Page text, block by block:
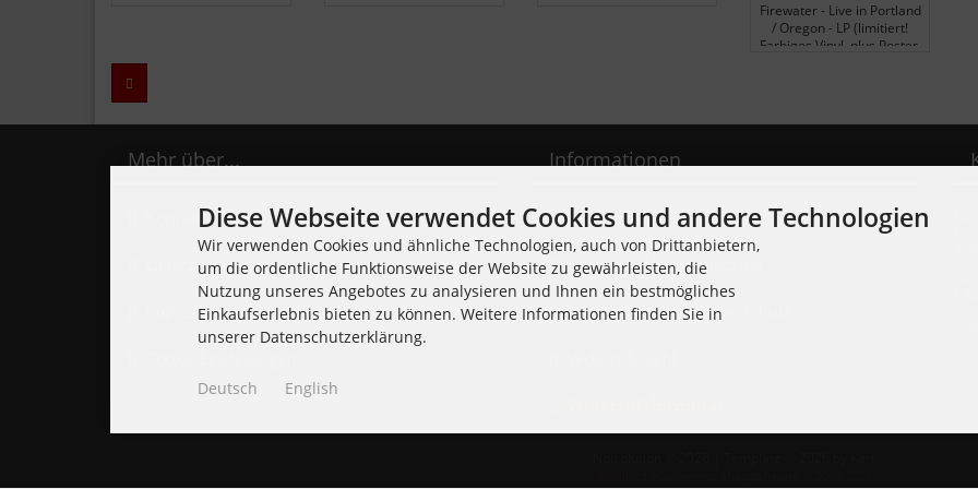
Firewater - Live in Portland
/ Oregon - LP (limitiert!
Farbiges Vinyl, plus Poster,
Mehr über...
Kontakt
Lieferzeit
Impressum
Informationen
Unsere AGB
Liefer- und Versandkosten
Privatsphäre und Datenschutz
©
Diese Webseite verwendet Cookies und andere Technologien
Wir verwenden Cookies und ähnliche Technologien, auch von Drittanbietern,
um die ordentliche Funktionsweise der Website zu gewährleisten, die
Nutzung unseres Angebotes zu analysieren und Ihnen ein bestmögliches
Einkaufserlebnis bieten zu können. Weitere Informationen finden Sie in
unserer Datenschutzerklärung.
Deutsch English